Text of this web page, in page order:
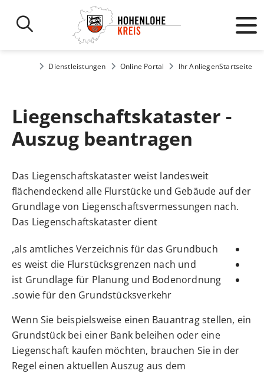
Startseite
Ihr Anliegen
Online Portal
Dienstleistungen
Liegenschaftskataster -
Auszug beantragen
Das Liegenschaftskataster weist landesweit
flächendeckend alle Flurstücke und Gebäude auf der
Grundlage von Liegenschaftsvermessungen nach.
Das Liegenschaftskataster dient
als amtliches Verzeichnis für das Grundbuch,
es weist die Flurstücksgrenzen nach und
ist Grundlage für Planung und Bodenordnung
sowie für den Grundstücksverkehr.
Wenn Sie beispielsweise einen Bauantrag stellen, ein
Grundstück bei einer Bank beleihen oder eine
Liegenschaft kaufen möchten, brauchen Sie in der
Regel einen aktuellen Auszug aus dem